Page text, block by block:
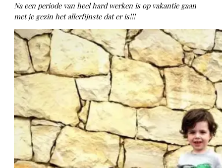
Na een periode van heel hard werken is op vakantie gaan
met je gezin het allerfijnste dat er is!!!